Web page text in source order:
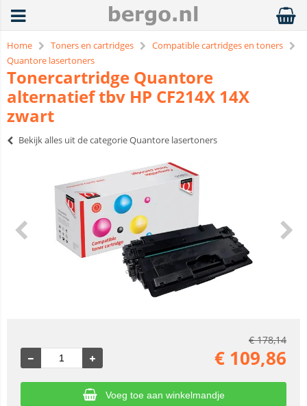
Home Toners en cartridges
Compatible cartridges en toners
Quantore lasertoners
Tonercartridge Quantore
alternatief tbv HP CF214X 14X
zwart
Bekijk alles uit de categorie Quantore lasertoners
€178,14
€ 109,86
Voeg toe aan winkelmandje